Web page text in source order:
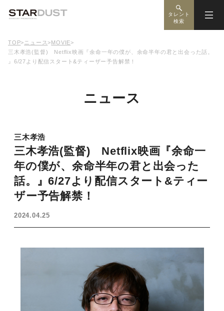
タレント
検索
TOP> ニュース>MOVIE>
三木孝浩(監督) Netflix映画『余命一年の僕が、余命半年の君と出会った話。
』6/27より配信スタート&ティーザー予告解禁！
ニュース
三木孝浩
三木孝浩(監督) Netflix映画『余命一
年の僕が、余命半年の君と出会った
話。』6/27より配信スタート&ティー
ザー予告解禁！
2024.04.25